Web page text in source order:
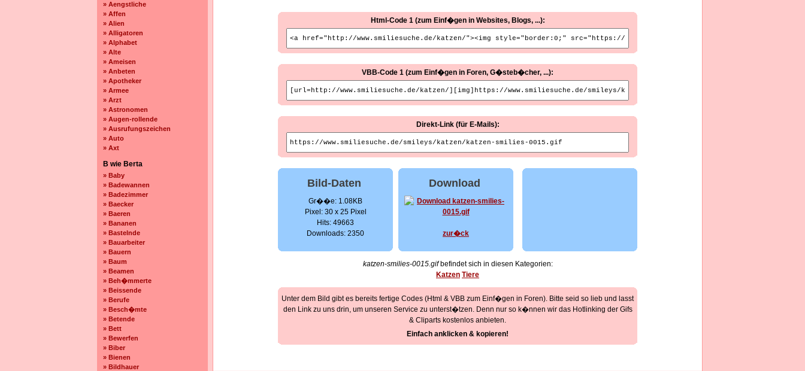
» Aengstliche
» Affen
» Alien
» Alligatoren
» Alphabet
» Alte
» Ameisen
» Anbeten
» Apotheker
» Armee
» Arzt
» Astronomen
» Augen-rollende
» Ausrufungszeichen
» Auto
» Axt
B wie Berta
» Baby
» Badewannen
» Badezimmer
» Baecker
» Baeren
» Bananen
» Bastelnde
» Bauarbeiter
» Bauern
» Baum
» Beamen
» Beh�mmerte
» Beissende
» Berufe
» Besch�mte
» Betende
» Bett
» Bewerfen
» Biber
» Bienen
» Bildhauer
Html-Code 1 (zum Einf�gen in Websites, Blogs, ...):
VBB-Code 1 (zum Einf�gen in Foren, G�steb�cher, ...):
Direkt-Link (für E-Mails):
Bild-Daten
Gr��e: 1.08KB
Pixel: 30 x 25 Pixel
Hits: 49663
Downloads: 2350
Download
zur�ck
katzen-smilies-0015.gifbefindet sich in diesen Kategorien:
Katzen Tiere
Unter dem Bild gibt es bereits fertige Codes (Html & VBB zum Einf�gen in Foren). Bitte seid so lieb und lasst
den Link zu uns drin, um unseren Service zu unterst�tzen. Denn nur so k�nnen wir das Hotlinking der Gifs
& Cliparts kostenlos anbieten.
Einfach anklicken & kopieren!